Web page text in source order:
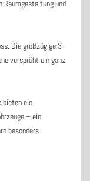
Raumgestaltung und
Die großzügige 3-
versprüht ein ganz
bieten ein
– ein
besonders